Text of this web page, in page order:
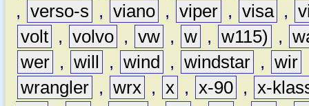
, verso-s , viano , viper , visa ,
volt , volvo , vw , w , w115) ,
wer , will , wind , windstar , wir
wrangler , wrx , x , x-90 , x-